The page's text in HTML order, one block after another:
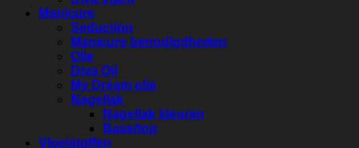
Manicure
Seduction
Manicure benodigdheden
Olie
Diva Oil
My Dream olie
Nagellak
Nagellak kleuren
Base/top
Vloeistoffen